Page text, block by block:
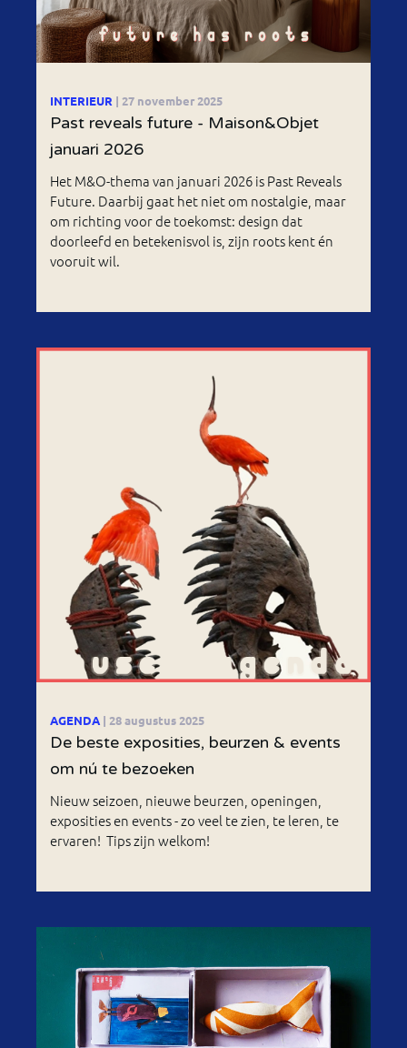
INTERIEUR | 27 november 2025
Past reveals future - Maison&Objet
januari 2026
Het M&O-thema van januari 2026 is Past Reveals
Future. Daarbij gaat het niet om nostalgie, maar
om richting voor de toekomst: design dat
doorleefd en betekenisvol is, zijn roots kent én
vooruit wil.
AGENDA | 28 augustus 2025
De beste exposities, beurzen & events
om nú te bezoeken
Nieuw seizoen, nieuwe beurzen, openingen,
exposities en events - zo veel te zien, te leren, te
ervaren! Tips zijn welkom!